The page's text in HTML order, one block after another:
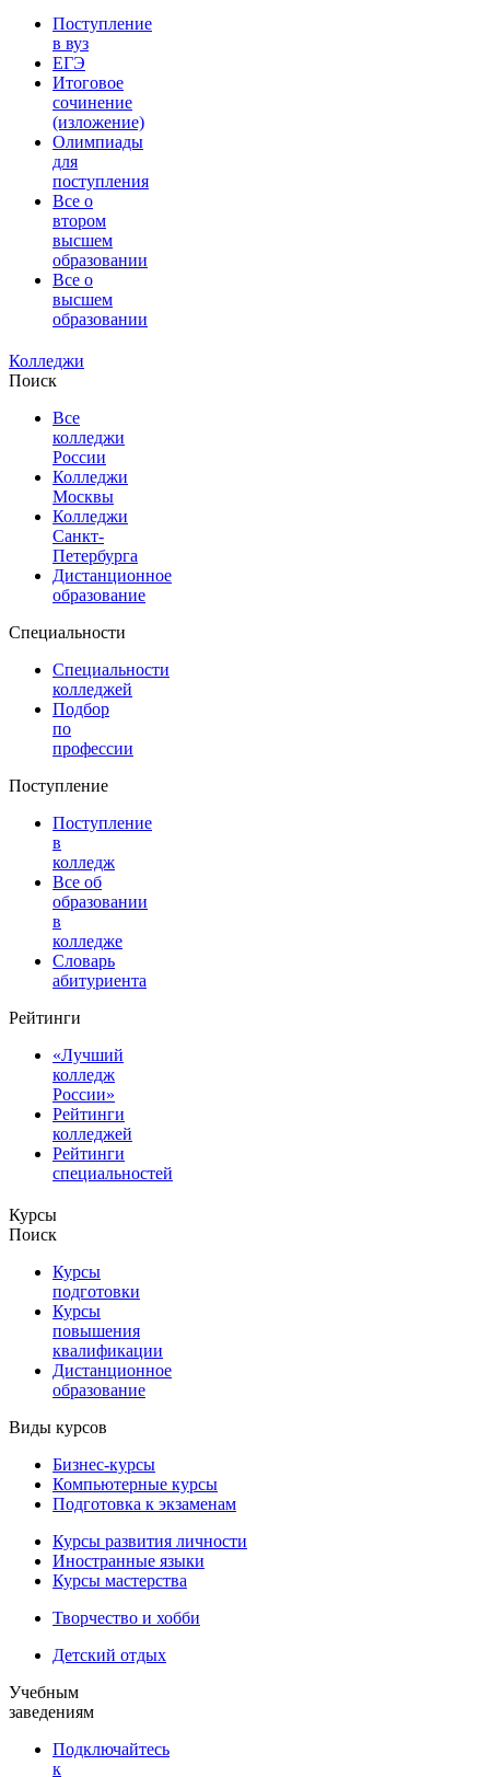
Поступление
в вуз
ЕГЭ
Итоговое
сочинение
(изложение)
Олимпиады
для
поступления
Все о
втором
высшем
образовании
Все о
высшем
образовании
Колледжи
Поиск
Все
колледжи
России
Колледжи
Москвы
Колледжи
Санкт-
Петербурга
Дистанционное
образование
Специальности
Специальности
колледжей
Подбор
по
профессии
Поступление
Поступление
в
колледж
Все об
образовании
в
колледже
Словарь
абитуриента
Рейтинги
«Лучший
колледж
России»
Рейтинги
колледжей
Рейтинги
специальностей
Курсы
Поиск
Курсы
подготовки
Курсы
повышения
квалификации
Дистанционное
образование
Виды курсов
Бизнес-курсы
Компьютерные курсы
Подготовка к экзаменам
Курсы развития личности
Иностранные языки
Курсы мастерства
Творчество и хобби
Детский отдых
Учебным
заведениям
Подключайтесь
к